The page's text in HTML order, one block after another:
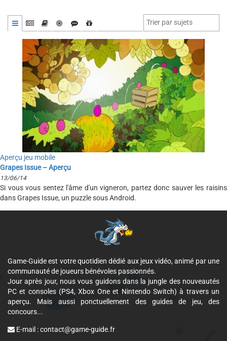
Aperçu jeu mobile
Grapes Issue – Aperçu
13/06/14
Si vous vous sentez l'âme d'un vigneron, partez donc sauver les raisins
dans Grapes Issue, un puzzle sous Android.
Game-Guide est votre quotidien dédié aux jeux vidéo, animé par une
communauté de joueurs bénévoles passionnés.
Jour après jour, nous vous guidons dans la jungle des nouveautés
PC et consoles (PS4, Xbox One et Nintendo Switch) à travers un
aperçu. Mais aussi ponctuellement des guides de jeu, des
concours...
E-mail :contact@game-guide.fr